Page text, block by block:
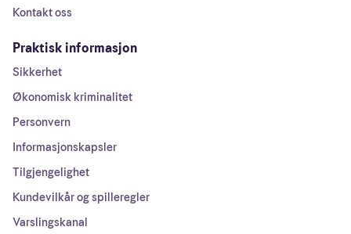
Kontakt oss
Praktisk informasjon
Sikkerhet
Økonomisk kriminalitet
Personvern
Informasjonskapsler
Tilgjengelighet
Kundevilkår og spilleregler
Varslingskanal